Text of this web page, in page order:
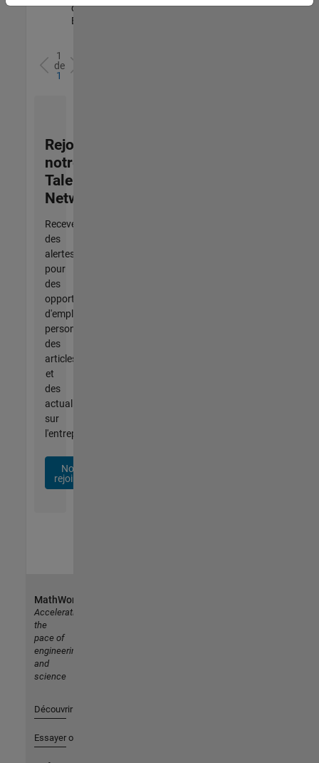
qualité |
Expérimenté(e)
1
de
1
Rejoignez
notre
Talent
Network
Recevez
des
alertes
pour
des
opportunités
d'emploi
personnalisées,
des
articles
et
des
actualités
sur
l'entreprise.
Nous
rejoindre
MathWorks
Accelerating
the
pace of
engineering
and
science
Découvrir les produits
Essayer ou acheter